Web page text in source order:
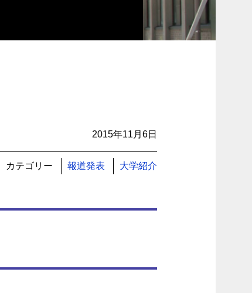
2015年11月6日
カテゴリー 報道発表 大学紹介